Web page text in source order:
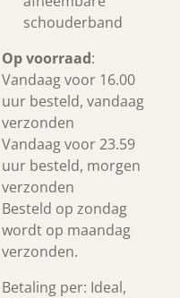
schouderband
Op voorraad:
Vandaag voor 16.00
uur besteld, vandaag
verzonden
Vandaag voor 23.59
uur besteld, morgen
verzonden
Besteld op zondag
wordt op maandag
verzonden.
Betaling per: Ideal,